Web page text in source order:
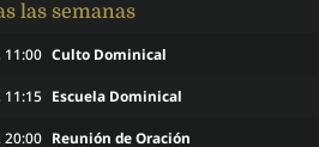
las semanas
, 11:00 Culto Dominical
, 11:15 Escuela Dominical
, 20:00 Reunión de Oración